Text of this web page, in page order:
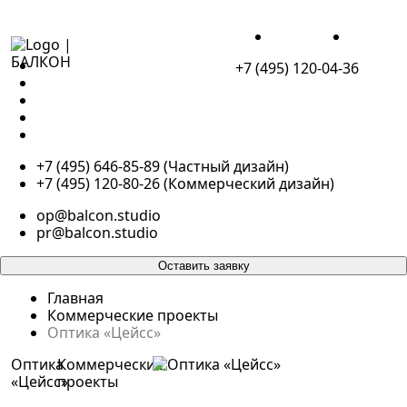
ДЛЯ ЖИЗНИ
+7 (495) 120-04-36
ПОРТФОЛИО
+7 (495) 646-85-89 (Частный дизайн)
+7 (495) 120-80-26 (Коммерческий дизайн)
op@balcon.studio
pr@balcon.studio
Оставить заявку
Главная
Коммерческие проекты
Оптика «Цейсс»
Оптика
«Цейсс»
Коммерческие
проекты